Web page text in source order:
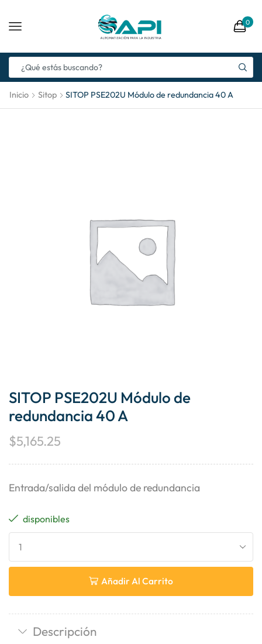
0
Inicio Sitop SITOP PSE202U Módulo de redundancia 40 A
SITOP PSE202U Módulo de
redundancia 40 A
$5,165.25
Entrada/salida del módulo de redundancia
disponibles
Añadir Al Carrito
Descripción